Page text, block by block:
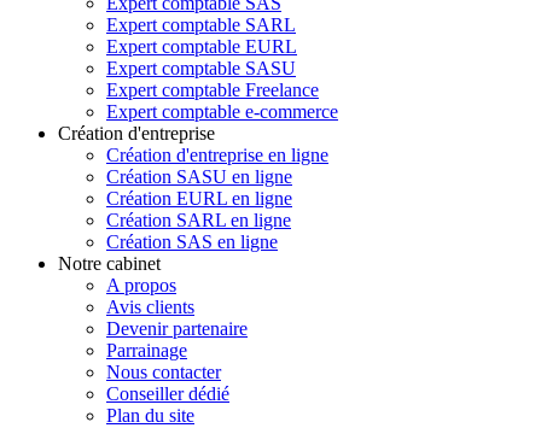
Expert comptable SARL
Expert comptable EURL
Expert comptable SASU
Expert comptable Freelance
Expert comptable e-commerce
Création d'entreprise
Création d'entreprise en ligne
Création SASU en ligne
Création EURL en ligne
Création SARL en ligne
Création SAS en ligne
Notre cabinet
A propos
Avis clients
Devenir partenaire
Parrainage
Nous contacter
Conseiller dédié
Plan du site